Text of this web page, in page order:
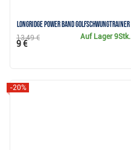
Longridge Power Band Golfschwungtrainer
Auf Lager9Stk.
13,49 €
9 €
-20%